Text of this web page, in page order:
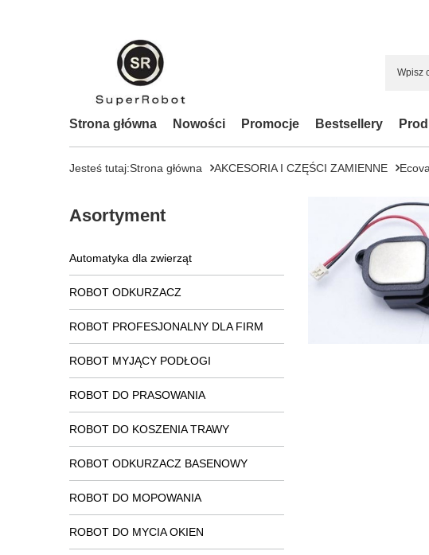
Strona główna Nowości Promocje Bestsellery
Jesteś tutaj:Strona główna AKCESORIA I CZĘŚCI ZAMIENNE
Asortyment
Automatyka dla zwierząt
ROBOT ODKURZACZ
ROBOT PROFESJONALNY DLA FIRM
ROBOT MYJĄCY PODŁOGI
ROBOT DO PRASOWANIA
ROBOT DO KOSZENIA TRAWY
ROBOT ODKURZACZ BASENOWY
ROBOT DO MOPOWANIA
ROBOT DO MYCIA OKIEN